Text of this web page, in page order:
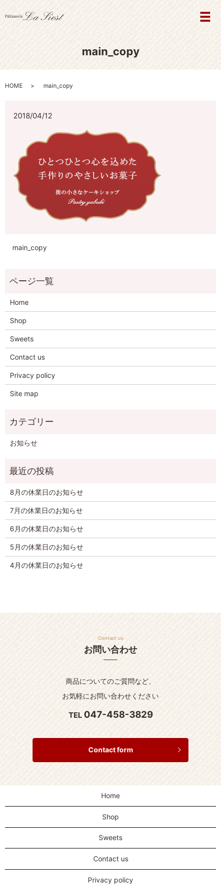
メ
main_copy
HOME main_copy
2018/04/12
main_copy
Home
Shop
Sweets
Contact us
Privacy policy
Site map
お知らせ
8月の休業日のお知らせ
7月の休業日のお知らせ
6月の休業日のお知らせ
5月の休業日のお知らせ
4月の休業日のお知らせ
Contact us
お問い合わせ
商品についてのご質問など、
お気軽にお問い合わせください
TEL 047-458-3829
Contact form
Home
Shop
Sweets
Contact us
Privacy policy